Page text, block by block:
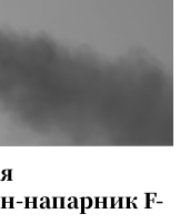
напарник F-